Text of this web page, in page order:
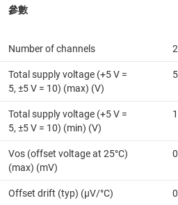
Number of channels 2
Total supply voltage (+5 V =
5, ±5 V = 10) (max) (V)
Total supply voltage (+5 V =
5, ±5 V = 10) (min) (V)
Vos (offset voltage at 25°C)
(max) (mV)
Offset drift (typ) (µV/°C)